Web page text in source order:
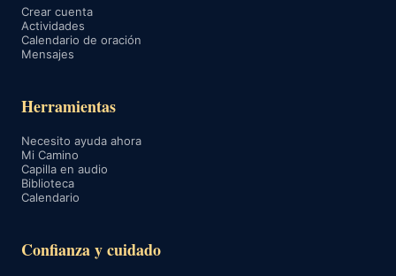
Crear cuenta
Actividades
Calendario de oración
Mensajes
Herramientas
Necesito ayuda ahora
Mi Camino
Capilla en audio
Biblioteca
Calendario
Confianza y cuidado